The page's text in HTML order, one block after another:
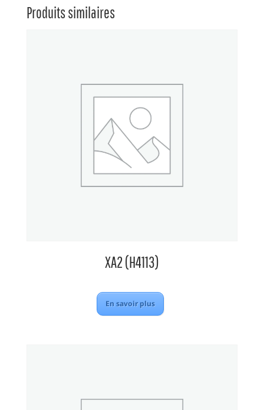
Produits similaires
XA2 (H4113)
En savoir plus